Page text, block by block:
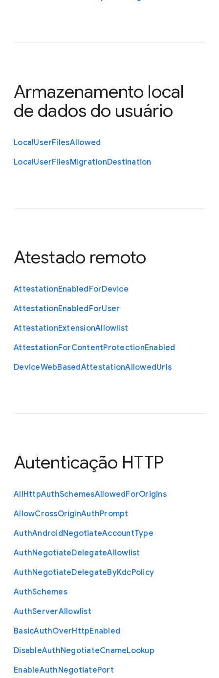
Armazenamento local
de dados do usuário
LocalUserFilesAllowed
LocalUserFilesMigrationDestination
Atestado remoto
AttestationEnabledForDevice
AttestationEnabledForUser
AttestationExtensionAllowlist
AttestationForContentProtectionEnabled
DeviceWebBasedAttestationAllowedUrls
Autenticação HTTP
AllHttpAuthSchemesAllowedForOrigins
AllowCrossOriginAuthPrompt
AuthAndroidNegotiateAccountType
AuthNegotiateDelegateAllowlist
AuthNegotiateDelegateByKdcPolicy
AuthSchemes
AuthServerAllowlist
BasicAuthOverHttpEnabled
DisableAuthNegotiateCnameLookup
EnableAuthNegotiatePort